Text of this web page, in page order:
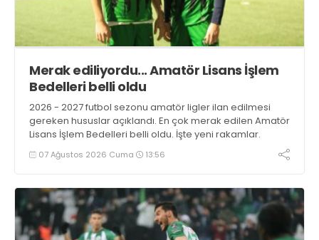
Merak ediliyordu... Amatör Lisans İşlem
Bedelleri belli oldu
2026 - 2027 futbol sezonu amatör ligler ilan edilmesi
gereken hususlar açıklandı. En çok merak edilen Amatör
Lisans İşlem Bedelleri belli oldu. İşte yeni rakamlar.
07 Ağustos 2026 Cuma 13:56